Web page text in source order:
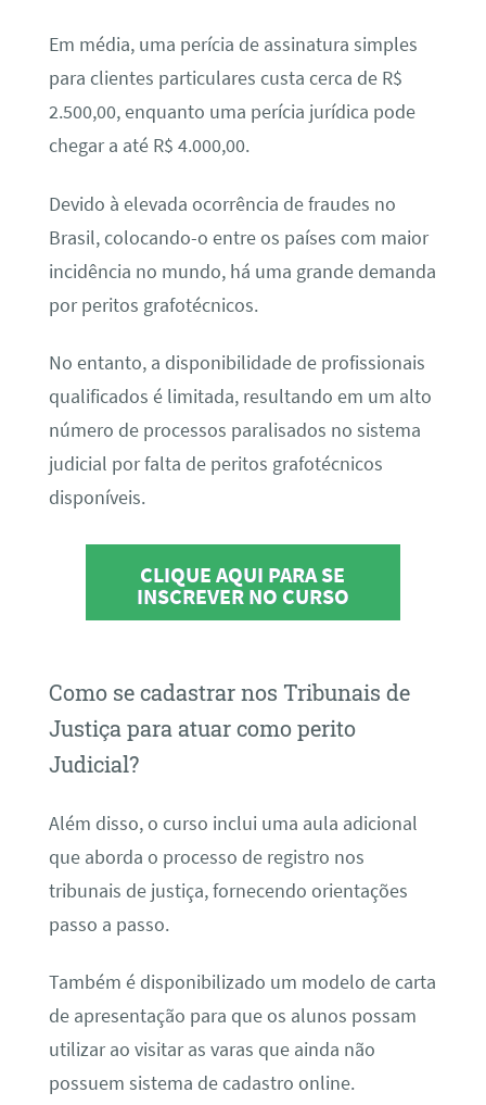
Em média, uma perícia de assinatura simples
para clientes particulares custa cerca de R$
2.500,00, enquanto uma perícia jurídica pode
chegar a até R$ 4.000,00.
Devido à elevada ocorrência de fraudes no
Brasil, colocando-o entre os países com maior
incidência no mundo, há uma grande demanda
por peritos grafotécnicos.
No entanto, a disponibilidade de profissionais
qualificados é limitada, resultando em um alto
número de processos paralisados no sistema
judicial por falta de peritos grafotécnicos
disponíveis.
CLIQUE AQUI PARA SE
INSCREVER NO CURSO
Como se cadastrar nos Tribunais de
Justiça para atuar como perito
Judicial?
Além disso, o curso inclui uma aula adicional
que aborda o processo de registro nos
tribunais de justiça, fornecendo orientações
passo a passo.
Também é disponibilizado um modelo de carta
de apresentação para que os alunos possam
utilizar ao visitar as varas que ainda não
possuem sistema de cadastro online.